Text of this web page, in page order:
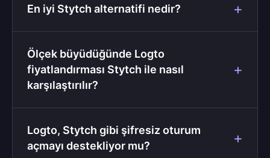
En iyi Stytch alternatifi nedir?
Ölçek büyüdüğünde Logto
fiyatlandırması Stytch ile nasıl
karşılaştırılır?
Logto, Stytch gibi şifresiz oturum
açmayı destekliyor mu?